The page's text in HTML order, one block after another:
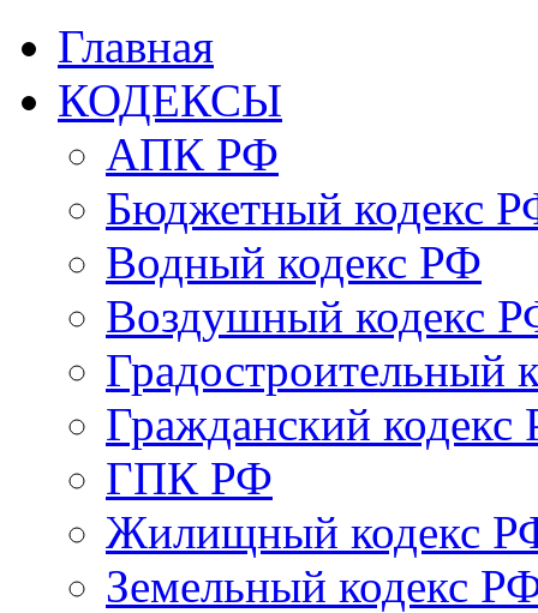
Главная
КОДЕКСЫ
АПК РФ
Бюджетный кодекс
Водный кодекс РФ
Воздушный кодекс
Градостроительный
Гражданский кодекс
ГПК РФ
Жилищный кодекс
Земельный кодекс